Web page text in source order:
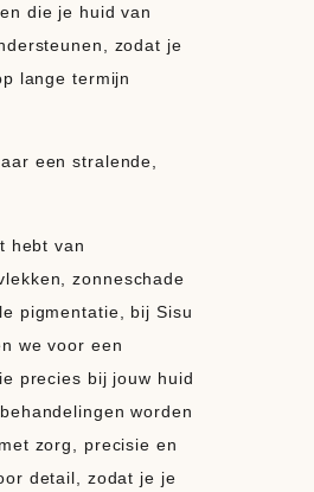
die je huid van
zodat je
lange termijn
een stralende,
hebt van
zonneschade
pigmentatie, bij Sisu
we voor een
precies bij jouw huid
worden
zorg, precisie en
detail, zodat je je